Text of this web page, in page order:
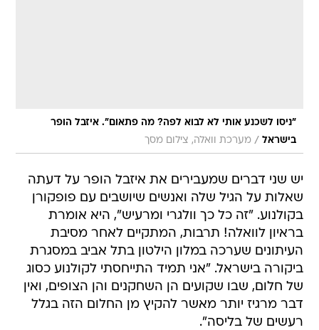
"ניסו לשכנע אותי לא לבוא לפה? מה פתאום". איזבל הופר
בישראל / מערכת וואלה, צילום מסך
יש שני דברים שמעבירים את איזבל הופר על דעתה 
שאלות על הגיל שלה ואנשים שיושבים עם פופקורן
בקולנוע. "זה כל כך וולגרי ומרעיש", היא אומרת
בראיון לוואלה! תרבות, המתקיים לאחר מסיבת
העיתונים שערכה במלון הילטון בתל אביב במסגרת
ביקורה בישראל. "אני תמיד התייחסתי לקולנוע כסוג
של חלום, שבו שקועים הן השחקנים והן הצופים, ואין
דבר מרגיז יותר מאשר להקיץ מן החלום הזה בגלל
רעשים של בליסה".